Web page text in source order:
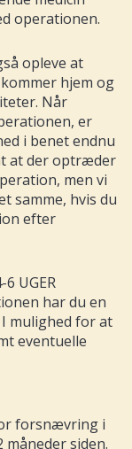
operationen.
opleve at
hjem og
Når
er
i benet endnu
at der optræder
men vi
samme, hvis du
efter
6 UGER
har du en
mulighed for at
eventuelle
forsnævring i
siden.